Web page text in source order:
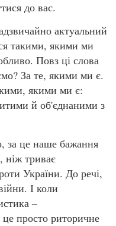
до вас.
актуальний
такими, якими ми
Повз ці слова
За те, якими ми є.
якими ми є:
й об'єднаними з
за це наше бажання
ніж триває
України. До речі,
І коли
–
просто риторичне